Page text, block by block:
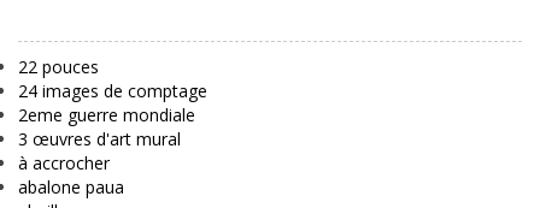
22 pouces
24 images de comptage
2eme guerre mondiale
3 œuvres d'art mural
à accrocher
abalone paua